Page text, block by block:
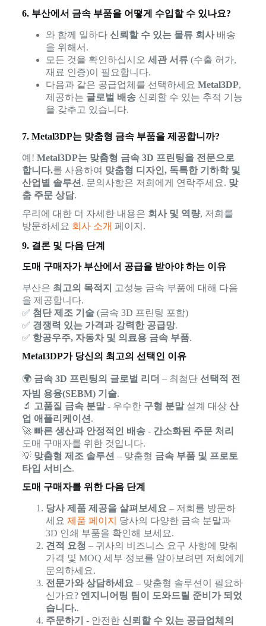
6. 부산에서 금속 부품을 어떻게 수입할 수 있나요?
와 함께 일하다 신뢰할 수 있는 물류 회사배송
을 위해서.
모든 것을 확인하십시오 세관 서류(수출 허가,
재료 인증)이 필요합니다.
다음과 같은 공급업체를 선택하세요 Metal3DP,
제공하는 글로벌 배송신뢰할 수 있는 추적 기능
을 갖추고 있습니다.
7. Metal3DP는 맞춤형 금속 부품을 제공합니까?
예! Metal3DP는 맞춤형 금속 3D 프린팅을 전문으로
합니다.를 사용하여 맞춤형 디자인, 독특한 기하학 및
산업별 솔루션 . 문의사항은 저희에게 연락주세요. 맞
춤 주문 상담.
우리에 대한 더 자세한 내용은 회사 및 역량, 저희를
방문하세요 회사 소개 페이지.
9. 결론 및 다음 단계
도매 구매자가 부산에서 공급을 받아야 하는 이유
부산은 최고의 목적지
고성능 금속 부품에 대해 다음
을 제공합니다.
✅ 첨단 제조 기술(금속 3D 프린팅 포함)
✅ 경쟁력 있는 가격과 강력한 공급망.
✅ 항공우주, 자동차 및 의료용 금속 부품.
Metal3DP가 당신의 최고의 선택인 이유
🌍 금속 3D 프린팅의 글로벌 리더 – 최첨단 선택적 전
자빔 용융(SEBM) 기술.
🔬 고품질 금속 분말- 우수한 구형 분말설계 대상 산
업 애플리케이션 .
🚀 빠른 생산과 안정적인 배송- 간소화된 주문 처리
도매 구매자를 위한 것입니다.
💡 맞춤형 제조 솔루션 – 맞춤형 금속 부품 및 프로토
타입 서비스.
도매 구매자를 위한 다음 단계
당사 제품 제공을 살펴보세요 – 저희를 방문하
세요 제품 페이지
당사의 다양한 금속 분말과
3D 인쇄 부품을 확인해 보세요.
견적 요청 – 귀사의 비즈니스 요구 사항에 맞춰
가격 및 MOQ 세부 정보를 알아보려면 저희에게
문의하세요.
전문가와 상담하세요 – 맞춤형 솔루션이 필요하
신가요? 엔지니어링 팀이 도와드릴 준비가 되었
습니다..
주문하기 - 안전한 신뢰할 수 있는 공급업체의